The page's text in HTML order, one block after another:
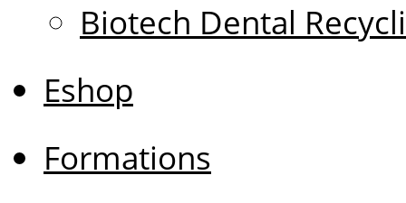
Biotech Dental
Eshop
Formations